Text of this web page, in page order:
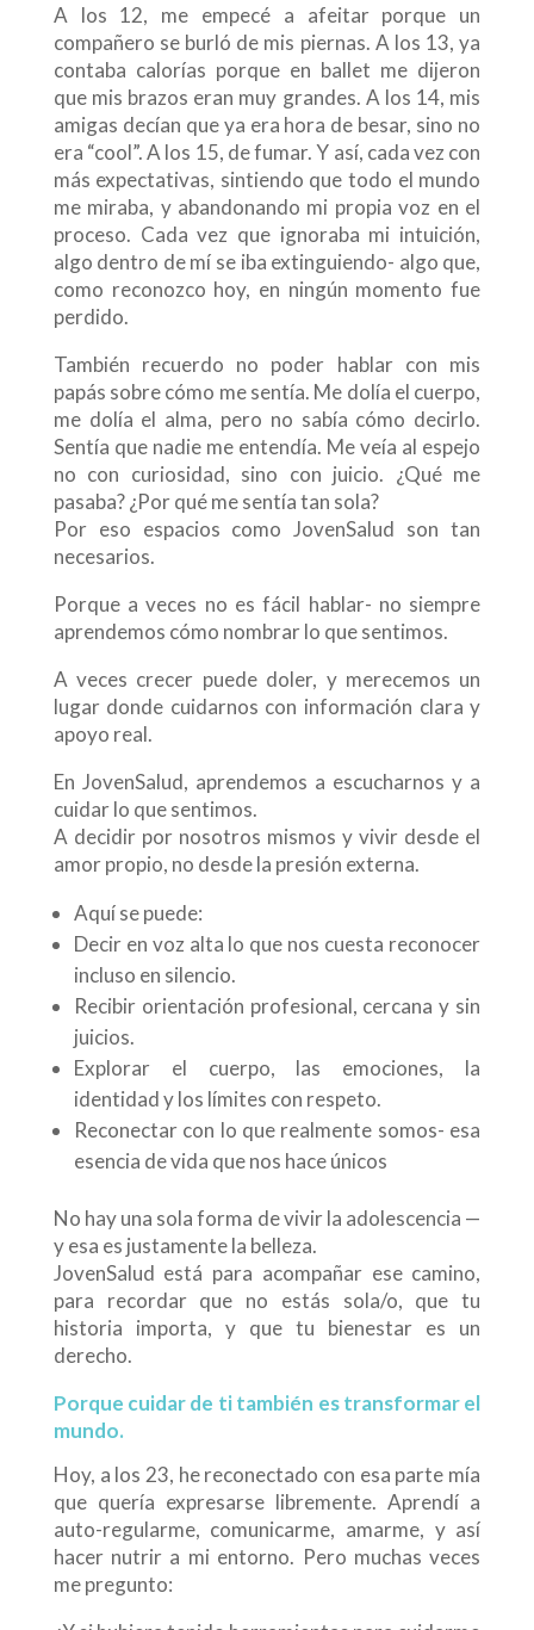
A los 12, me empecé a afeitar porque un
compañero se burló de mis piernas. A los 13, ya
contaba calorías porque en ballet me dijeron
que mis brazos eran muy grandes. A los 14, mis
amigas decían que ya era hora de besar, sino no
era “cool”. A los 15, de fumar. Y así, cada vez con
más expectativas, sintiendo que todo el mundo
me miraba, y abandonando mi propia voz en el
proceso. Cada vez que ignoraba mi intuición,
algo dentro de mí se iba extinguiendo- algo que,
como reconozco hoy, en ningún momento fue
perdido.
También recuerdo no poder hablar con mis
papás sobre cómo me sentía. Me dolía el cuerpo,
me dolía el alma, pero no sabía cómo decirlo.
Sentía que nadie me entendía. Me veía al espejo
no con curiosidad, sino con juicio. ¿Qué me
pasaba? ¿Por qué me sentía tan sola?
Por eso espacios como JovenSalud son tan
necesarios.
Porque a veces no es fácil hablar- no siempre
aprendemos cómo nombrar lo que sentimos.
A veces crecer puede doler, y merecemos un
lugar donde cuidarnos con información clara y
apoyo real.
En JovenSalud, aprendemos a escucharnos y a
cuidar lo que sentimos.
A decidir por nosotros mismos y vivir desde el
amor propio, no desde la presión externa.
Aquí se puede:
Decir en voz alta lo que nos cuesta reconocer
incluso en silencio.
Recibir orientación profesional, cercana y sin
juicios.
Explorar el cuerpo, las emociones, la
identidad y los límites con respeto.
Reconectar con lo que realmente somos- esa
esencia de vida que nos hace únicos
No hay una sola forma de vivir la adolescencia —
y esa es justamente la belleza.
JovenSalud está para acompañar ese camino,
para recordar que no estás sola/o, que tu
historia importa, y que tu bienestar es un
derecho.
Porque cuidar de ti también es transformar el
mundo.
Hoy, a los 23, he reconectado con esa parte mía
que quería expresarse libremente. Aprendí a
auto-regularme, comunicarme, amarme, y así
hacer nutrir a mi entorno. Pero muchas veces
me pregunto: